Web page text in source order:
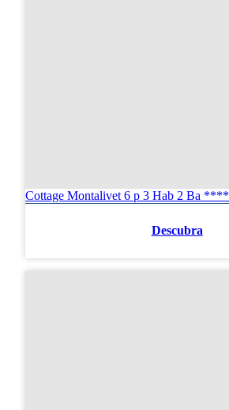
Cottage Montalivet 6 p 3 Hab 2 Ba ****
Descubra